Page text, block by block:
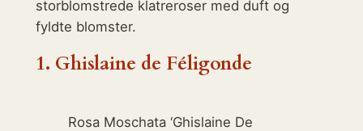
storblomstrede klatreroser med duft og
fyldte blomster.
1. Ghislaine de Féligonde
Rosa Moschata ‘Ghislaine De